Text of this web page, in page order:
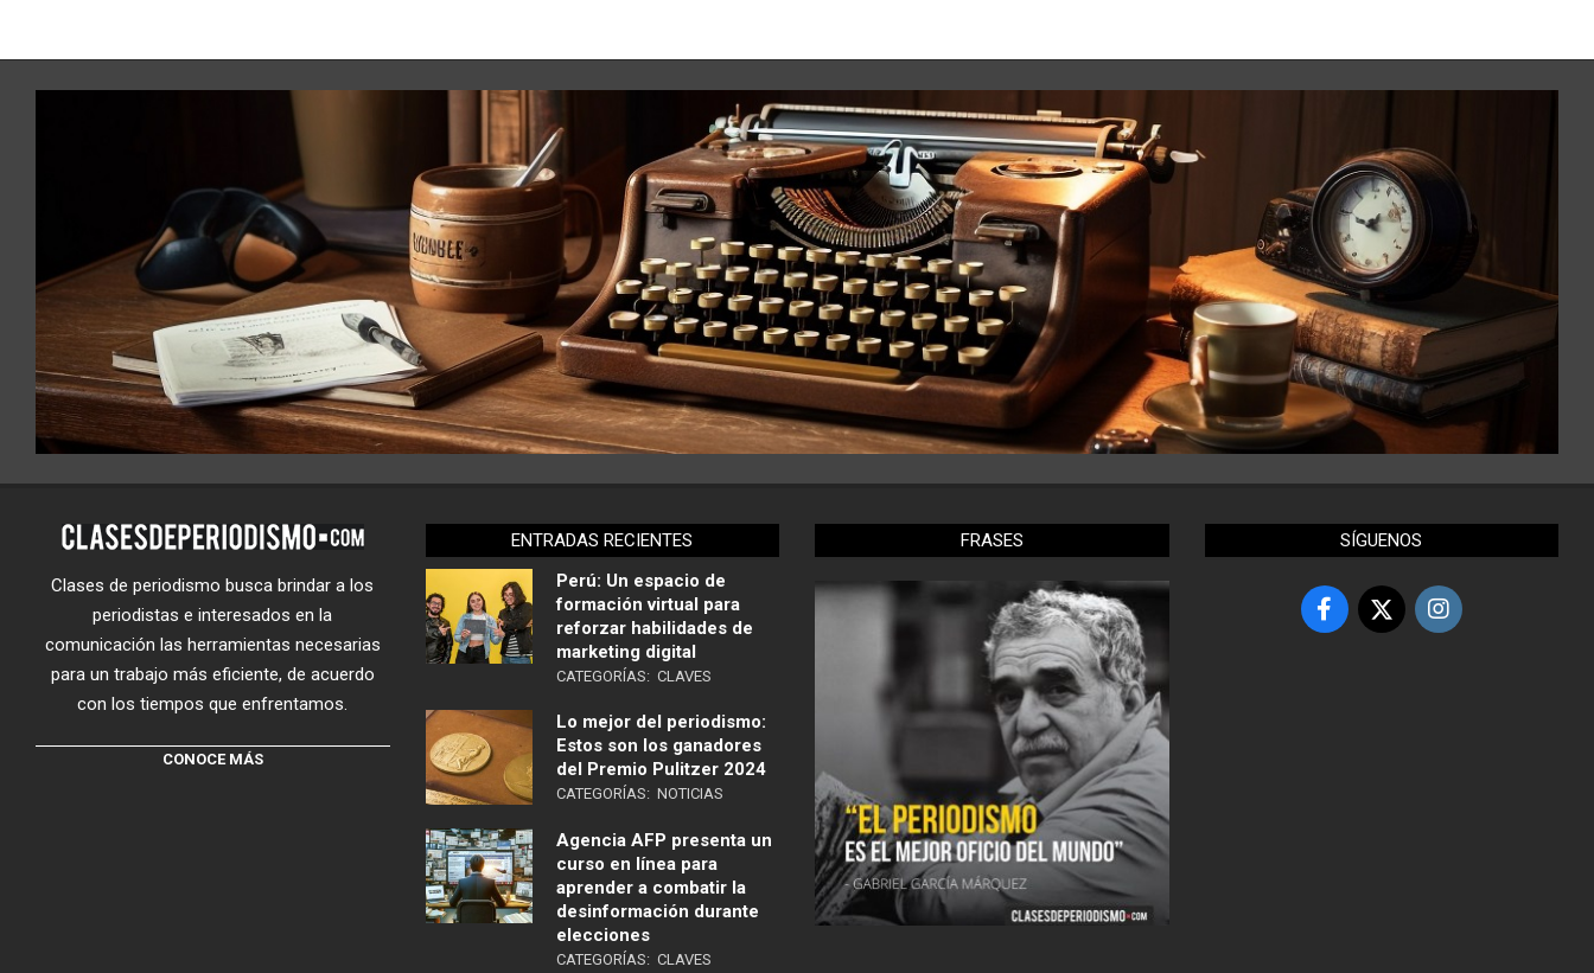
Clases de periodismo busca brindar a los
periodistas e interesados en la
comunicación las herramientas necesarias
para un trabajo más eficiente, de acuerdo
con los tiempos que enfrentamos.
CONOCE MÁS
ENTRADAS RECIENTES
Perú: Un espacio de
formación virtual para
reforzar habilidades de
marketing digital
CATEGORÍAS: CLAVES
Lo mejor del periodismo:
Estos son los ganadores
del Premio Pulitzer 2024
CATEGORÍAS: NOTICIAS
Agencia AFP presenta un
curso en línea para
aprender a combatir la
desinformación durante
elecciones
CATEGORÍAS: CLAVES
FRASES SÍGUENOS